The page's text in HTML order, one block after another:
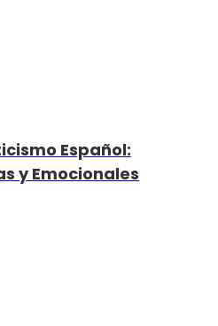
Español:
y Emocionales